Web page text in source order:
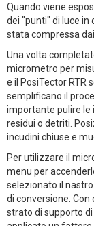
Quando viene
dei "punti" di luce in
stata compressa
Una volta
micrometro per
e il PosiTector RTR
semplificano il
importante pulire le
residui o detriti.
incudini chiuse e
Per utilizzare il
menu per
selezionato il
di conversione.
strato di supporto